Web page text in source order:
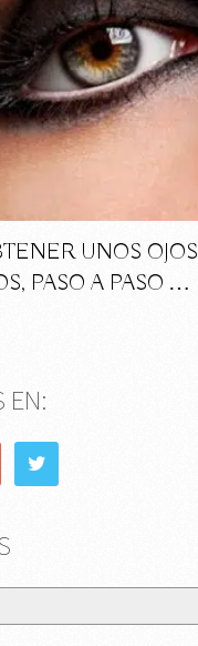
UNOS OJOS
PASO A PASO …
EN: